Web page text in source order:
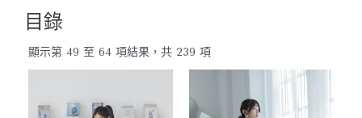
目錄
顯示第 49 至 64 項結果，共 239 項最
項